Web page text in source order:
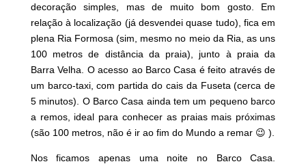
decoração simples, mas de muito bom gosto. Em
relação à localização (já desvendei quase tudo), fica em
plena Ria Formosa (sim, mesmo no meio da Ria, as uns
100 metros de distância da praia), junto à praia da
Barra Velha. O acesso ao Barco Casa é feito através de
um barco-taxi, com partida do cais da Fuseta (cerca de
5 minutos). O Barco Casa ainda tem um pequeno barco
a remos, ideal para conhecer as praias mais próximas
(são 100 metros, não é ir ao fim do Mundo a remar 😉 ).
Nos ficamos apenas uma noite no Barco Casa.